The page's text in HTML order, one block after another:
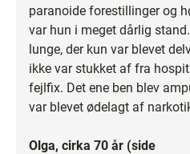
paranoide forestillinger og
var hun i meget dårlig
lunge, der kun var blevet
ikke var stukket af fra
fejlfix. Det ene ben blev
var blevet ødelagt af
Olga, cirka 70 år (side